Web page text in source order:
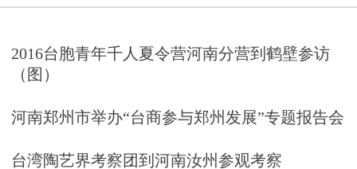
2016台胞青年千人夏令营河南分营到鹤壁参访
（图）
河南郑州市举办“台商参与郑州发展”专题报告会
台湾陶艺界考察团到河南汝州参观考察